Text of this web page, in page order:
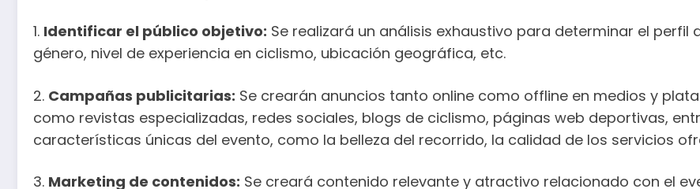
1. Identificar el público objetivo: Se realizará un análisis exhaustivo para determinar el
género, nivel de experiencia en ciclismo, ubicación geográfica, etc.
2. Campañas publicitarias: Se crearán anuncios tanto online como offline en medios y
como revistas especializadas, redes sociales, blogs de ciclismo, páginas web deportivas,
características únicas del evento, como la belleza del recorrido, la calidad de los servicios
3. Marketing de contenidos: Se creará contenido relevante y atractivo relacionado con el